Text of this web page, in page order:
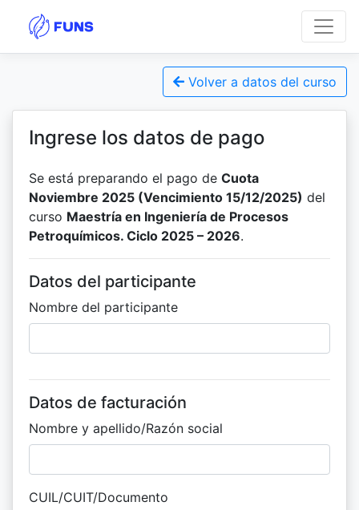
Volver a datos del curso
Ingrese los datos de pago
Se está preparando el pago de Cuota
Noviembre 2025 (Vencimiento 15/12/2025) del
curso Maestría en Ingeniería de Procesos
Petroquímicos. Ciclo 2025 – 2026.
Datos del participante
Nombre del participante
Datos de facturación
Nombre y apellido/Razón social
CUIL/CUIT/Documento